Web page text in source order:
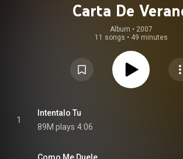
Carta De
Album • 2007
11 songs • 49 minutes
1
Intentalo Tu
89M plays 4:06